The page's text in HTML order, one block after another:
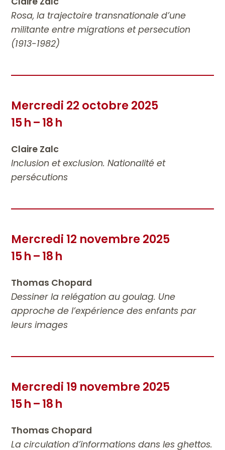
Rosa, la trajectoire transnationale d’une
militante entre migrations et persecution
(1913-1982)
Mercredi 22 octobre 2025
15 h – 18 h
Claire Zalc
Inclusion et exclusion. Nationalité et
persécutions
Mercredi 12 novembre 2025
15 h – 18 h
Thomas Chopard
Dessiner la relégation au goulag. Une
approche de l’expérience des enfants par
leurs images
Mercredi 19 novembre 2025
15 h – 18 h
Thomas Chopard
La circulation d’informations dans les ghettos.